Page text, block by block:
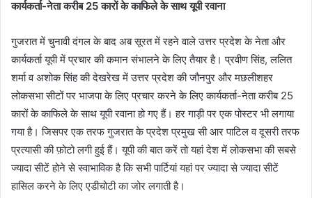
कार्यकर्ता-नेता करीब 25 कारों के काफिले के साथ यूपी रवाना
गुजरात में चुनावी दंगल के बाद अब सूरत में रहने वाले उत्तर प्रदेश के नेता और
कार्यकर्ता यूपी में प्रचार की कमान संभालने के लिए तैयार है। प्रवीण सिंह, ललित
शर्मा व अशोक सिंह की देखरेख में उत्तर प्रदेश की जौनपुर और मछलीशहर
लोकसभा सीटों पर भाजपा के लिए प्रचार करने के लिए कार्यकर्ता-नेता करीब 25
कारों के काफिले के साथ यूपी रवाना हो गए हैं। हर गाड़ी पर एक पोस्टर भी लगाया
गया है। जिसपर एक तरफ गुजरात के प्रदेश प्रमुख सी आर पाटिल व दूसरी तरफ
प्रत्यासी की फ़ोटो लगी हुई हैं। यूपी की बात करें तो यहां देश में लोकसभा की सबसे
ज्यादा सीटें होने से स्वाभाविक है कि सभी पार्टियां यहां पर ज्यादा से ज्यादा सीटें
हासिल करने के लिए एडीचोटी का जोर लगाती है।